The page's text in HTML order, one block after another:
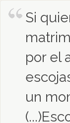
Si
por el
un